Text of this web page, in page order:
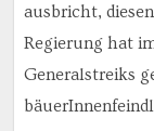
ausbricht,
Regierung hat
Generalstreiks